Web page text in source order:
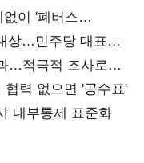
이 '폐버스
상…민주당 대표로
…적극적 조사로
력 없으면 '공수표'
내부통제 표준화